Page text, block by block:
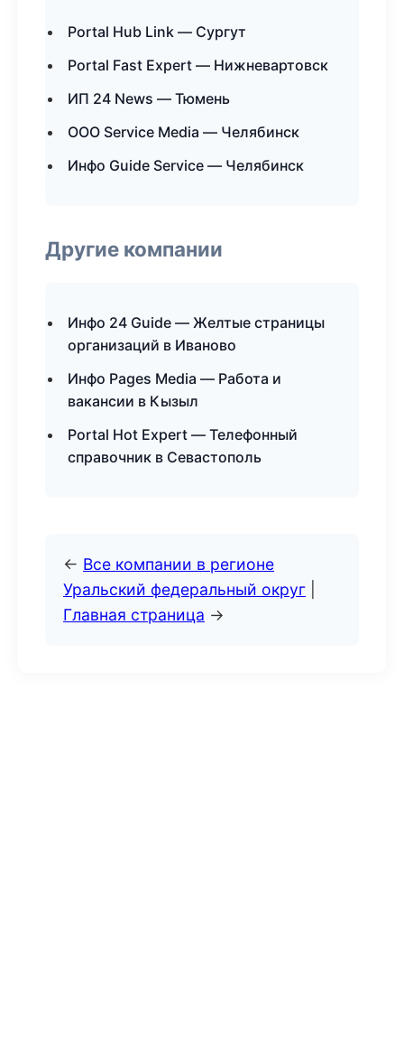
Portal Hub Link — Сургут
Portal Fast Expert — Нижневартовск
ИП 24 News — Тюмень
ООО Service Media — Челябинск
Инфо Guide Service — Челябинск
Другие компании
Инфо 24 Guide — Желтые страницы
организаций в Иваново
Инфо Pages Media — Работа и
вакансии в Кызыл
Portal Hot Expert — Телефонный
справочник в Севастополь
← Все компании в регионе
Уральский федеральный округ
Главная страница →